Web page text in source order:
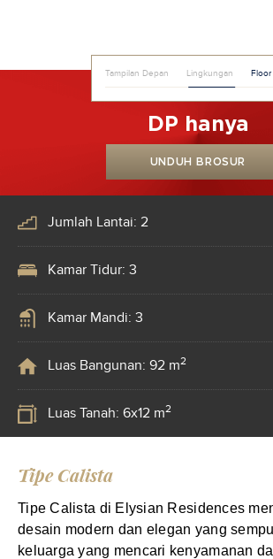
Tampilan Depan Lingkungan Floor
DP hanya
UNDUH BROSUR
Jumlah Lantai: 2
Kamar Tidur: 3
Kamar Mandi: 3
Luas Bangunan: 92 m2
Luas Tanah: 6x12 m2
Tipe Calista
Tipe Calista di Elysian Residences
desain modern dan elegan yang
keluarga yang mencari kenyamanan